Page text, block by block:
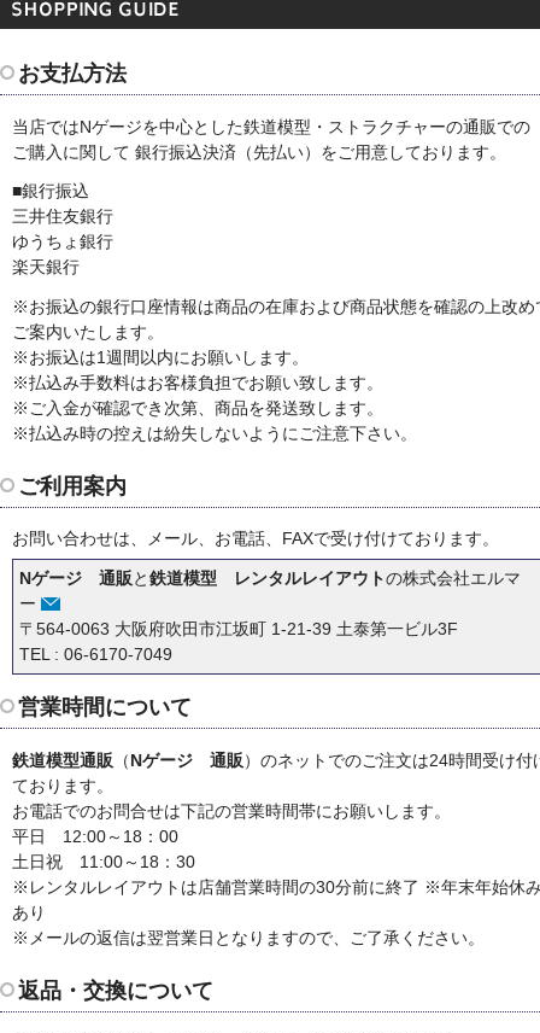
お支払方法
当店ではNゲージを中心とした鉄道模型・ストラクチャーの通販での
ご購入に関して 銀行振込決済（先払い）をご用意しております。
■銀行振込
三井住友銀行
ゆうちょ銀行
楽天銀行
※お振込の銀行口座情報は商品の在庫および商品状態を確認の上改め
ご案内いたします。
※お振込は1週間以内にお願いします。
※払込み手数料はお客様負担でお願い致します。
※ご入金が確認でき次第、商品を発送致します。
※払込み時の控えは紛失しないようにご注意下さい。
ご利用案内
お問い合わせは、メール、お電話、FAXで受け付けております。
Nゲージ 通販 と 鉄道模型 レンタルレイアウトの株式会社エルマ
ー
〒564-0063 大阪府吹田市江坂町 1-21-39 土泰第一ビル3F
TEL : 06-6170-7049
営業時間について
鉄道模型通販 （ Nゲージ 通販 ）のネットでのご注文は24時間受け付
ております。
お電話でのお問合せは下記の営業時間帯にお願いします。
平日 12:00～18：00
土日祝 11:00～18：30
※レンタルレイアウトは店舗営業時間の30分前に終了 ※年末年始休
あり
※メールの返信は翌営業日となりますので、ご了承ください。
返品・交換について